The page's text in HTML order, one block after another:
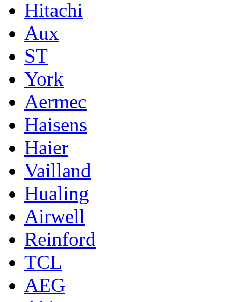
Hitachi
Aux
ST
York
Aermec
Haisens
Haier
Vailland
Hualing
Airwell
Reinford
TCL
AEG